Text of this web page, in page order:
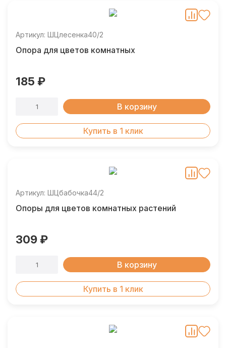
Артикул: ШЦлесенка40/2
Опора для цветов комнатных
185 ₽
В корзину
Купить в 1 клик
Артикул: ШЦбабочка44/2
Опоры для цветов комнатных растений
309 ₽
В корзину
Купить в 1 клик